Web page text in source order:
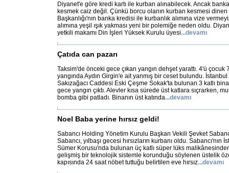
Diyanet'e göre kredi kartı ile kurban alınabilecek. Ancak
kesmek caiz değil. Çünkü borcu olanın kurban kesmesi dinen
Başkanlığı'nın banka kredisi ile kurbanlık alımına vize
alımına yeşil ışık yakması yeni bir polemiğe neden oldu.
yetkili makamı Din İşleri Yüksek Kurulu üyesi...devamı
Çatıda can pazarı
Taksim'de önceki gece çıkan yangın dehşet yarattı. 4'ü çocuk
yangında Aydın Girgin'e ait yanmış bir ceset bulundu. İstanbul
Sakızağacı Caddesi Eski Çeşme Sokak'ta bulunan 3 katlı
gece yangın çıktı. Alevler kısa sürede üst katlara sıçrarken,
bomba gibi patladı. Binanın üst katında...devamı
Noel Baba yerine hırsız geldi!
Sabancı Holding Yönetim Kurulu Başkan Vekili Şevket
Sabancı, yılbaşı gecesi hırsızların kurbanı oldu. Sabancı'nın
Sümer Korusu'nda bulunan üç katlı süper lüks
gelişmiş bir teknolojik sistemle korunduğu söylenen üstelik
kapısında 24 saat nöbet tuttuğu belirtilen eve hırsız...devamı